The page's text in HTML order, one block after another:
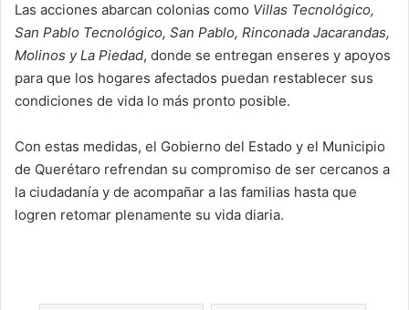
Las acciones abarcan colonias como Villas Tecnológico,
San Pablo Tecnológico, San Pablo, Rinconada Jacarandas,
Molinos y La Piedad, donde se entregan enseres y apoyos
para que los hogares afectados puedan restablecer sus
condiciones de vida lo más pronto posible.
Con estas medidas, el Gobierno del Estado y el Municipio
de Querétaro refrendan su compromiso de ser cercanos a
la ciudadanía y de acompañar a las familias hasta que
logren retomar plenamente su vida diaria.